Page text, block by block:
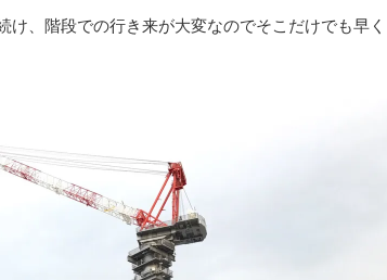
、階段での行き来が大変なのでそこだけでも早く